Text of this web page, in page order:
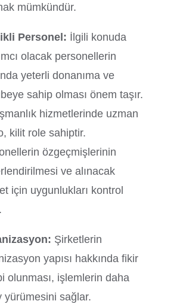
mümkündür.
Personel: İlgili konuda
olacak personellerin
yeterli donanıma ve
sahip olması önem taşır.
hizmetlerinde uzman
kilit role sahiptir.
özgeçmişlerinin
ve alınacak
için uygunlukları kontrol
Şirketlerin
yapısı hakkında fikir
olunması, işlemlerin daha
yürümesini sağlar.